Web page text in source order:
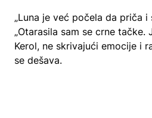
„Luna je već počela da priča i
„Otarasila sam se crne tačke.
Kerol, ne skrivajući emocije i
se dešava.